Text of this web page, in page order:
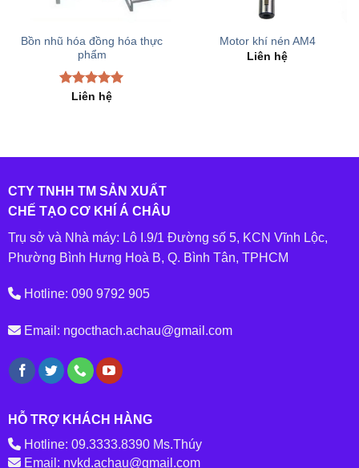
Bồn nhũ hóa đồng hóa thực
phẩm
Rated 5.00
Liên hệ
Motor khí nén AM4
Liên hệ
CTY TNHH TM SẢN XUẤT
CHẾ TẠO CƠ KHÍ Á CHÂU
Trụ sở và Nhà máy: Lô I.9/1 Đường số 5, KCN Vĩnh Lộc,
Phường Bình Hưng Hoà B, Q. Bình Tân, TPHCM
Hotline: 090 9792 905
Email: ngocthach.achau@gmail.com
HỖ TRỢ KHÁCH HÀNG
Hotline: 09.3333.8390 Ms.Thúy
Email: nvkd.achau@gmail.com